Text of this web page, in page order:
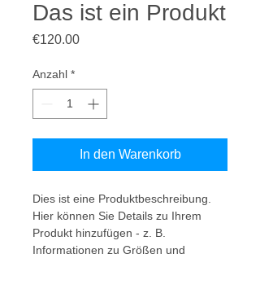
Das ist ein Produkt
€120.00Preis
Anzahl *
In den Warenkorb
Dies ist eine Produktbeschreibung.
Hier können Sie Details zu Ihrem
Produkt hinzufügen - z. B.
Informationen zu Größen und